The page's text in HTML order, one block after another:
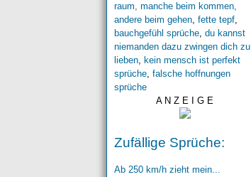
raum, manche beim kommen,
andere beim gehen, fette tepf,
bauchgefühl sprüche, du kannst
niemanden dazu zwingen dich zu
lieben, kein mensch ist perfekt
sprüche, falsche hoffnungen
sprüche
A N Z E I G E
Zufällige Sprüche:
Ab 250 km/h zieht mein...